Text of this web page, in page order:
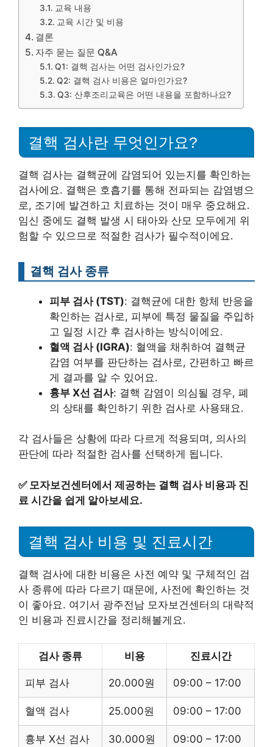
교육 내용
교육 시간 및 비용
결론
자주 묻는 질문 Q&A
Q1: 결핵 검사는 어떤 검사인가요?
Q2: 결핵 검사 비용은 얼마인가요?
Q3: 산후조리교육은 어떤 내용을 포함하나요?
결핵 검사란 무엇인가요?
결핵 검사는 결핵균에 감염되어 있는지를 확인하는
검사에요. 결핵은 호흡기를 통해 전파되는 감염병으
로, 조기에 발견하고 치료하는 것이 매우 중요해요.
임신 중에도 결핵 발생 시 태아와 산모 모두에게 위
험할 수 있으므로 적절한 검사가 필수적이에요.
결핵 검사 종류
피부 검사 (TST): 결핵균에 대한 항체 반응을
확인하는 검사로, 피부에 특정 물질을 주입하
고 일정 시간 후 검사하는 방식이에요.
혈액 검사 (IGRA): 혈액을 채취하여 결핵균
감염 여부를 판단하는 검사로, 간편하고 빠르
게 결과를 알 수 있어요.
흉부 X선 검사: 결핵 감염이 의심될 경우, 폐
의 상태를 확인하기 위한 검사로 사용돼요.
각 검사들은 상황에 따라 다르게 적용되며, 의사의
판단에 따라 적절한 검사를 선택하게 됩니다.
✅ 모자보건센터에서 제공하는 결핵 검사 비용과 진
료 시간을 쉽게 알아보세요.
결핵 검사 비용 및 진료시간
결핵 검사에 대한 비용은 사전 예약 및 구체적인 검
사 종류에 따라 다르기 때문에, 사전에 확인하는 것
이 좋아요. 여기서 광주전남 모자보건센터의 대략적
인 비용과 진료시간을 정리해볼게요.
검사 종류 비용 진료시간
피부 검사 20.000원 09:00 – 17:00
혈액 검사 25.000원 09:00 – 17:00
흉부 X선 검사 30.000원 09:00 – 17:00